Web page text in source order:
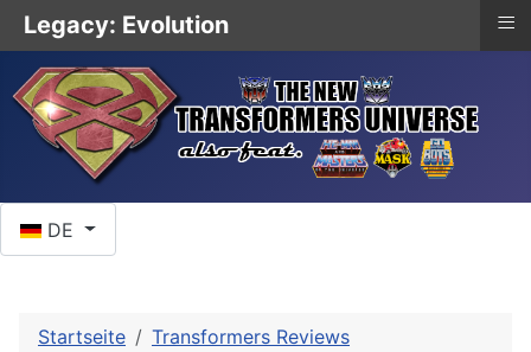
DE
Startseite
Transformers Reviews
Legacy: Evolution ≡